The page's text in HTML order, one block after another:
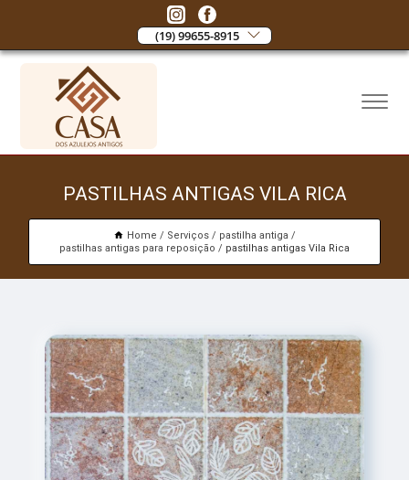
(19) 99655-8915
PASTILHAS ANTIGAS VILA RICA
Home Serviços
pastilha antiga
pastilhas antigas para reposição
pastilhas antigas Vila Rica